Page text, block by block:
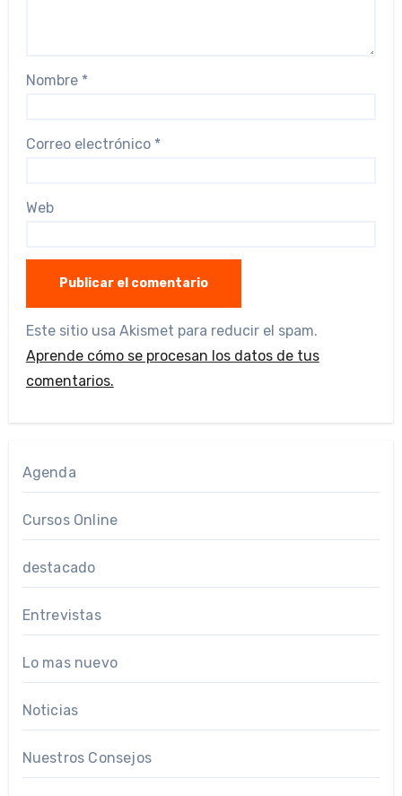
Nombre *
Correo electrónico *
Web
Este sitio usa Akismet para reducir el spam.
Aprende cómo se procesan los datos de tus
comentarios.
Agenda
Cursos Online
destacado
Entrevistas
Lo mas nuevo
Noticias
Nuestros Consejos